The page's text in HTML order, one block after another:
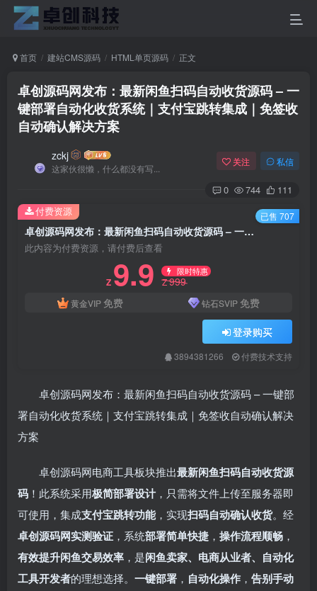
首页 建站CMS源码 HTML单页源码 正文
卓创源码网发布：最新闲鱼扫码自动收货源码 – 一
键部署自动化收货系统｜支付宝跳转集成｜免签收
自动确认解决方案
zckj
这家伙很懒，什么都没有写...
关注 私信
0 744 111
卓创源码网发布：最新闲鱼扫码自动收货源码 – 一键部署自动化收货系统｜支付宝跳转集成｜免签收自动确认解决方案
此内容为付费资源，请付费后查看
Z 9.9 限时特惠
Z999
黄金VIP 免费 钻石SVIP 免费
登录购买
3894381266 付费技术支持
付费资源 已售 707
卓创源码网发布：最新闲鱼扫码自动收货源码 – 一键部
署自动化收货系统｜支付宝跳转集成｜免签收自动确认解决
方案
卓创源码网电商工具板块推出最新闲鱼扫码自动收货源
码 ！此系统采用极简部署设计，只需将文件上传至服务器即
可使用，集成支付宝跳转功能，实现扫码自动确认收货。经
卓创源码网实测验证 ，系统部署简单快捷 ， 操作流程顺畅 ，
有效提升闲鱼交易效率 ，是闲鱼卖家、电商从业者、自动化
工具开发者的理想选择。 一键部署 ， 自动化操作 ， 告别手动